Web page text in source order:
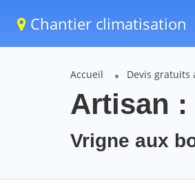
Chantier climatisation
Accueil Devis gratuits
Artisan :
Vrigne aux